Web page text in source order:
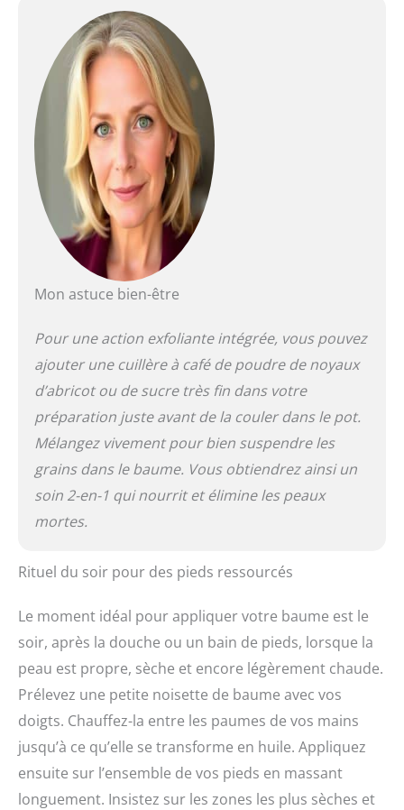
Mon astuce bien-être
Pour une action exfoliante intégrée, vous pouvez
ajouter une cuillère à café de poudre de noyaux
d’abricot ou de sucre très fin dans votre
préparation juste avant de la couler dans le pot.
Mélangez vivement pour bien suspendre les
grains dans le baume. Vous obtiendrez ainsi un
soin 2-en-1 qui nourrit et élimine les peaux
mortes.
Rituel du soir pour des pieds ressourcés
Le moment idéal pour appliquer votre baume est le
soir, après la douche ou un bain de pieds, lorsque la
peau est propre, sèche et encore légèrement chaude.
Prélevez une petite noisette de baume avec vos
doigts. Chauffez-la entre les paumes de vos mains
jusqu’à ce qu’elle se transforme en huile. Appliquez
ensuite sur l’ensemble de vos pieds en massant
longuement. Insistez sur les zones les plus sèches et